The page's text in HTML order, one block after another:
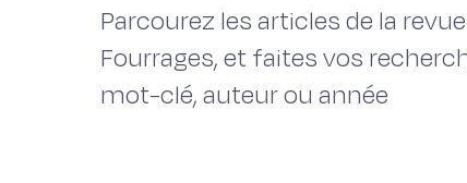
Parcourez les articles de la revue
Fourrages, et faites vos
mot-clé, auteur ou année